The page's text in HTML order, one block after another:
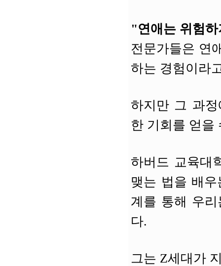
"연애는 위험
전문가들은 연
하는 경험이라
하지만 그 과
한 기회를 얻을
하버드 교육대
맺는 법을 배
계를 통해 우
다.
그는 Z세대가